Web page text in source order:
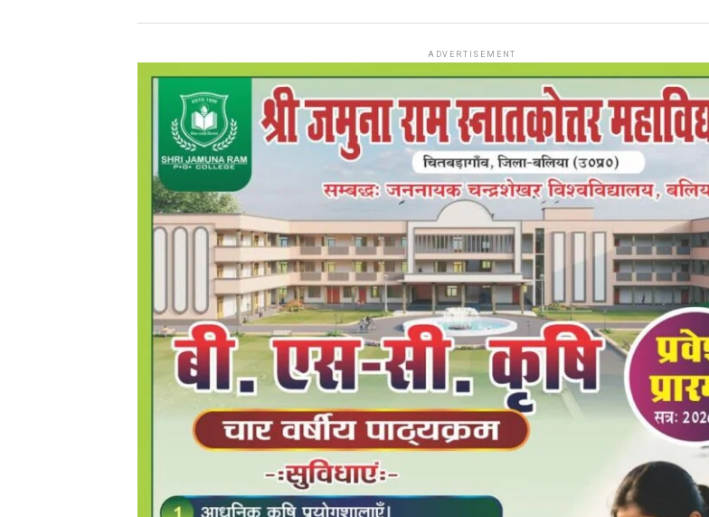
ADVERTISEMENT